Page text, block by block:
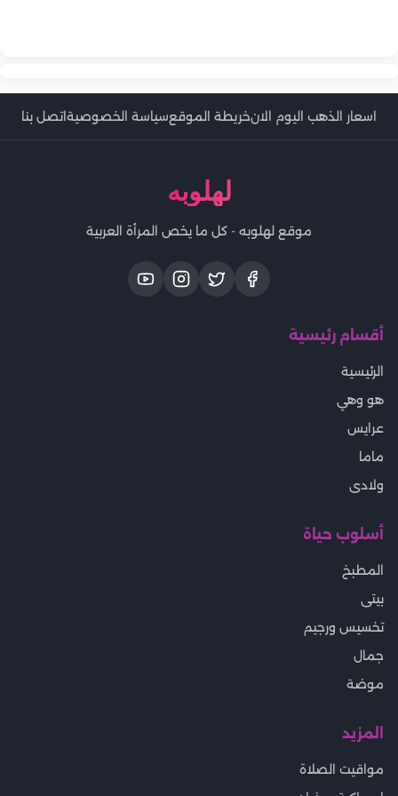
اسعار الذهب اليوم الانخريطة الموقعسياسة الخصوصيةاتصل بنا
لهلوبه
موقع لهلوبه - كل ما يخص المرأة العربية
أقسام رئيسية
الرئيسية
هو وهي
عرايس
ماما
ولادى
أسلوب حياة
المطبخ
بيتى
تخسيس ورجيم
جمال
موضة
المزيد
مواقيت الصلاة